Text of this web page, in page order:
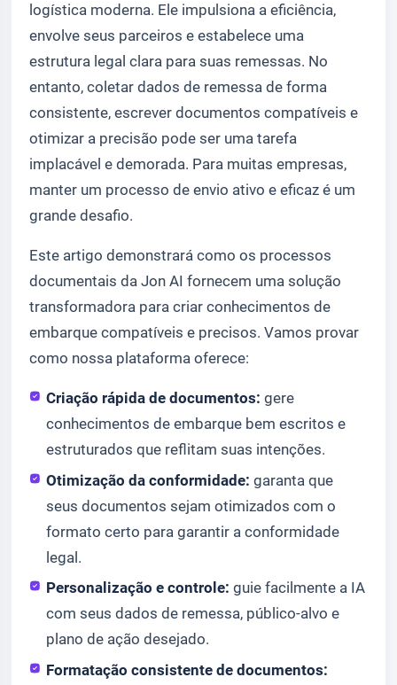
logística moderna. Ele impulsiona a eficiência,
envolve seus parceiros e estabelece uma
estrutura legal clara para suas remessas. No
entanto, coletar dados de remessa de forma
consistente, escrever documentos compatíveis e
otimizar a precisão pode ser uma tarefa
implacável e demorada. Para muitas empresas,
manter um processo de envio ativo e eficaz é um
grande desafio.
Este artigo demonstrará como os processos
documentais da Jon AI fornecem uma solução
transformadora para criar conhecimentos de
embarque compatíveis e precisos. Vamos provar
como nossa plataforma oferece:
Criação rápida de documentos: gere
conhecimentos de embarque bem escritos e
estruturados que reflitam suas intenções.
Otimização da conformidade: garanta que
seus documentos sejam otimizados com o
formato certo para garantir a conformidade
legal.
Personalização e controle: guie facilmente a IA
com seus dados de remessa, público-alvo e
plano de ação desejado.
Formatação consistente de documentos: